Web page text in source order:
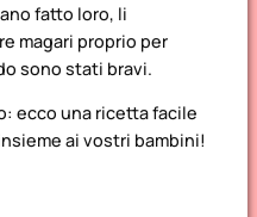
fatto loro, li
magari proprio per
sono stati bravi.
ecco una ricetta facile
ai vostri bambini!